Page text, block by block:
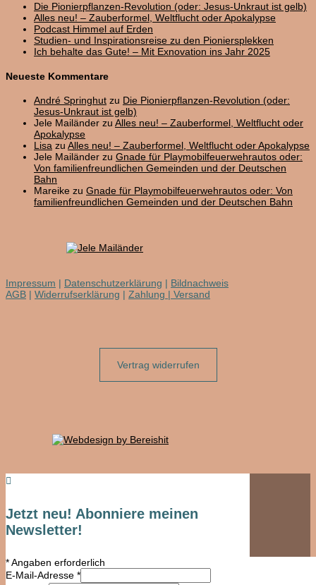
Die Pionierpflanzen-Revolution (oder: Jesus-Unkraut ist gelb)
Alles neu! – Zauberformel, Weltflucht oder Apokalypse
Podcast Himmel auf Erden
Studien- und Inspirationsreise zu den Pioniersplekken
Ich behalte das Gute! – Mit Exnovation ins Jahr 2025
Neueste Kommentare
André Springhut zu Die Pionierpflanzen-Revolution (oder:
Jesus-Unkraut ist gelb)
Jele Mailänder zu Alles neu! – Zauberformel, Weltflucht oder
Apokalypse
Lisa zu Alles neu! – Zauberformel, Weltflucht oder Apokalypse
Jele Mailänder zu Gnade für Playmobilfeuerwehrautos oder:
Von familienfreundlichen Gemeinden und der Deutschen
Bahn
Mareike zu Gnade für Playmobilfeuerwehrautos oder: Von
familienfreundlichen Gemeinden und der Deutschen Bahn
Impressum | Datenschutzerklärung | Bildnachweis
AGB | Widerrufserklärung | Zahlung | Versand
Vertrag widerrufen

Jetzt neu! Abonniere meinen
Newsletter!
*Angaben erforderlich
E-Mail-Adresse *